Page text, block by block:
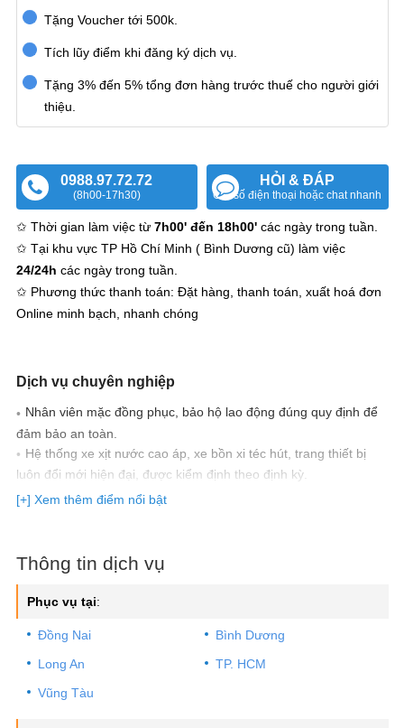
Tặng Voucher tới 500k.
Tích lũy điểm khi đăng ký dịch vụ.
Tặng 3% đến 5% tổng đơn hàng trước thuế cho người giới
thiệu.
0988.97.72.72
(8h00-17h30)
HỎI & ĐÁP
Gửi số điện thoại hoặc chat nhanh
✩ Thời gian làm việc từ 7h00' đến 18h00'các ngày trong tuần.
✩ Tại khu vực TP Hồ Chí Minh ( Bình Dương cũ) làm việc
24/24h các ngày trong tuần.
✩ Phương thức thanh toán: Đặt hàng, thanh toán, xuất hoá đơn
Online minh bạch, nhanh chóng
Dịch vụ chuyên nghiệp
Nhân viên mặc đồng phục, bảo hộ lao động đúng quy định để
đảm bảo an toàn.
Hệ thống xe xịt nước cao áp, xe bồn xi téc hút, trang thiết bị
luôn đổi mới hiện đại, được kiểm định theo định kỳ.
Xử lý nhanh gọn, vệ sinh sạch sẽ những vị trí đã làm việc sau
nhanh và tiện lợi).
100% đơn giá dịch vụ đã bao gồm VAT.
Hỗ trợ thanh toán tiền mặt, chuyển khoản, Visa, Momo,
QrCode khi thuê dịch vụ.
Cam kết đúng giá không vẽ vời.
[+] Xem thêm điểm nổi bật
Thông tin dịch vụ
Phục vụ tại:
Đồng Nai
Bình Dương
Long An
TP. HCM
Vũng Tàu